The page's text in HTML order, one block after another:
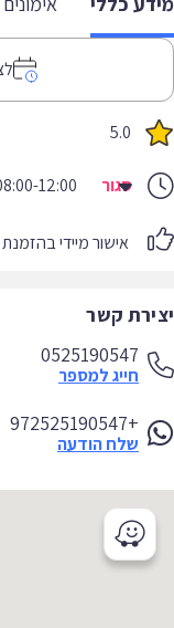
5.0
סגור 12:00
אישור מיידי
יצירת קשר
0525190547
חייג למספר
+972525190547
שלח הודעה